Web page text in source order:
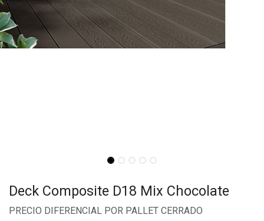
Deck Composite D18 Mix Chocolate
PRECIO DIFERENCIAL POR PALLET CERRADO